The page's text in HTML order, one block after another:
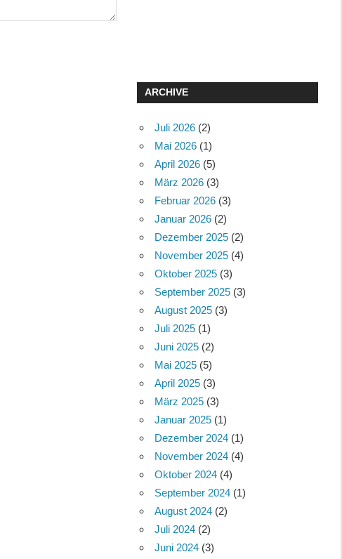
ARCHIVE
Juli 2026 (2)
Mai 2026 (1)
April 2026 (5)
März 2026 (3)
Februar 2026 (3)
Januar 2026 (2)
Dezember 2025 (2)
November 2025 (4)
Oktober 2025 (3)
September 2025 (3)
August 2025 (3)
Juli 2025 (1)
Juni 2025 (2)
Mai 2025 (5)
April 2025 (3)
März 2025 (3)
Januar 2025 (1)
Dezember 2024 (1)
November 2024 (4)
Oktober 2024 (4)
September 2024 (1)
August 2024 (2)
Juli 2024 (2)
Juni 2024 (3)